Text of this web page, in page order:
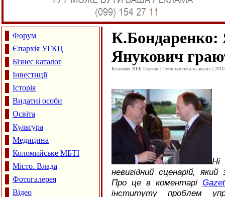
Форум
Єпархія УГКЦ
Бізнес каталог
Інвестиції
Історія
Видатні особи
Освіта
Культура
Медицина
Коломийське МБТІ
Місто. Влада
Фотогалерея
Відео
К.Бондаренко:
Янукович
Коломия ВЕБ Портал | Публіцистика та аналіз |
Ні
невигідний сценарій,
Про це в коментарі
інституту проблем